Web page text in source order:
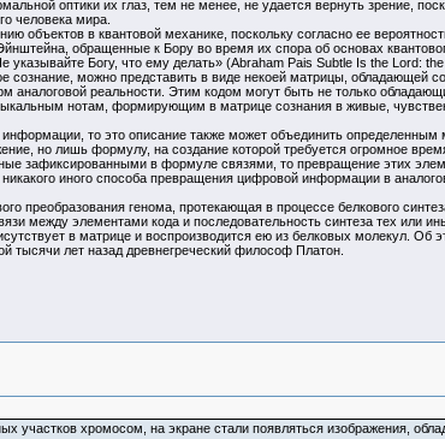
оптики их глаз, тем не менее, не удается вернуть зрение,
человека мира.
объектов в квантовой механике, поскольку согласно ее
обращенные к Бору во время их спора об основах
указывайте Богу, что ему делать» (Abraham Pais Subtle Is the Lord:
можно представить в виде некоей матрицы, обладающей
реальности. Этим кодом могут быть не только
нотам, формирующим в матрице сознания в живые,
то это описание также может объединить
но лишь формулу, на создание которой требуется огромное
зафиксированными в формуле связями, то превращение этих
иного способа превращения цифровой информации в
преобразования генома, протекающая в процессе белкового
между элементами кода и последовательность синтеза тех или
в матрице и воспроизводится ею из белковых молекул. Об
тысячи лет назад древнегреческий философ Платон.
участков хромосом, на экране стали появляться изображения,